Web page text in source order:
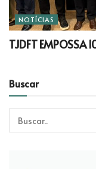
NOTÍCIAS
TJDFT EMPOSSA
Buscar